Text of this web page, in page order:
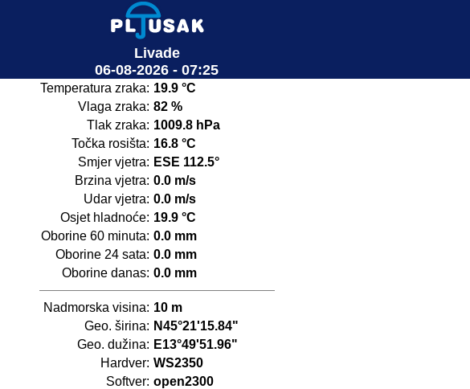
Livade
06-08-2026 - 07:25
Temperatura zraka: 19.9 °C
Vlaga zraka: 82 %
Tlak zraka: 1009.8 hPa
Točka rosišta: 16.8 °C
Smjer vjetra: ESE 112.5°
Brzina vjetra: 0.0 m/s
Udar vjetra: 0.0 m/s
Osjet hladnoće: 19.9 °C
Oborine 60 minuta: 0.0 mm
Oborine 24 sata: 0.0 mm
Oborine danas: 0.0 mm
Nadmorska visina: 10 m
Geo. širina: N45°21'15.84"
Geo. dužina: E13°49'51.96"
Hardver: WS2350
Softver: open2300